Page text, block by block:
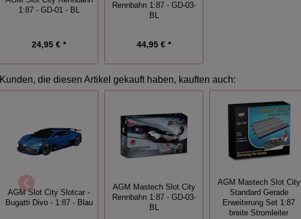
1:87 - GD-01 - BL
24,95 € *
Rennbahn 1:87 - GD-03-
BL
44,95 € *
Kunden, die diesen Artikel gekauft haben, kauften auch:
AGM Slot City Slotcar -
Bugatti Divo - 1:87 - Blau
AGM Mastech Slot City
Rennbahn 1:87 - GD-03-
BL
AGM Mastech Slot City
Standard Gerade
Erweiterung Set 1:87
breite Stromleiter